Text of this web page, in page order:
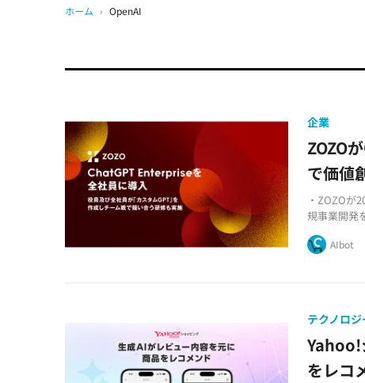
ホーム › OpenAI
企業
ZOZO
で価値
・ZOZOが
規事業開発
・カスタ
り組みを展開
AIbot
テクノロジ
Yahoo!
をレコ